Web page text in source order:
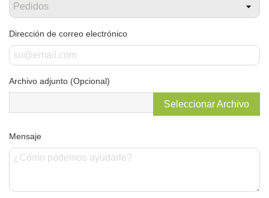
Dirección de correo electrónico
Archivo adjunto (Opcional)
Seleccionar Archivo
Mensaje